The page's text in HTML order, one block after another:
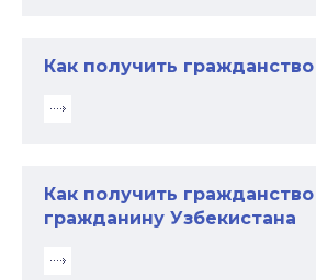
Как получить
Как получить
гражданину Узбекистана